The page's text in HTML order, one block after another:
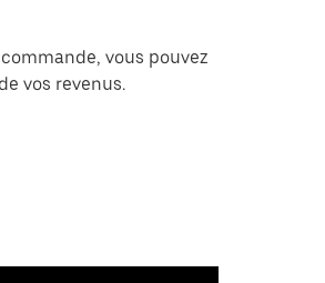
vous pouvez
vos revenus.